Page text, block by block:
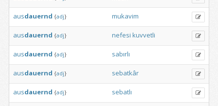
ausdauernd {adj} mukavim
ausdauernd {adj} nefesi kuvvetli
ausdauernd {adj} sabırlı
ausdauernd {adj} sebatkâr
ausdauernd {adj} sebatlı